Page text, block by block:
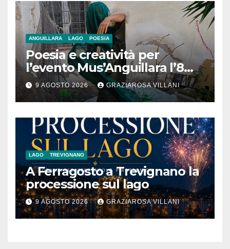
ANGUILLARA LAGO POESIA
Poesia e creatività per
l’evento Mus’Anguillara l’8
agosto 2026 al Museo
Contadino
9 AGOSTO 2026 GRAZIAROSA VILLANI
LAGO TREVIGNANO
A Ferragosto a Trevignano la
processione sul lago
9 AGOSTO 2026 GRAZIAROSA VILLANI